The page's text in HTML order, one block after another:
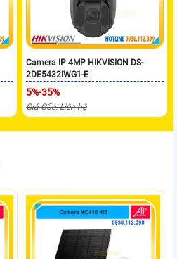
Camera IP 4MP HIKVISION DS-
2DE5432IWG1-E
5%-35%
Giá Gốc: Liên hệ